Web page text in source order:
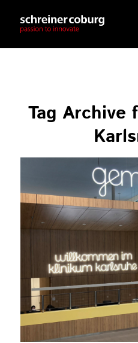
Tag Archive